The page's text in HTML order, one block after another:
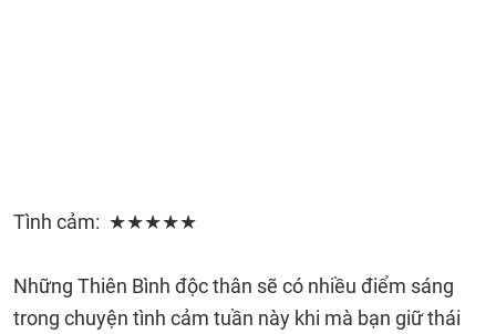
Tình cảm: ★★★★★
Những Thiên Bình độc thân sẽ có nhiều điểm sáng
trong chuyện tình cảm tuần này khi mà bạn giữ thái